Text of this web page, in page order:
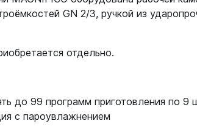
GN 2/3, ручкой из
отдельно.
до 99 программ приготовления по 9
с пароувлажнением